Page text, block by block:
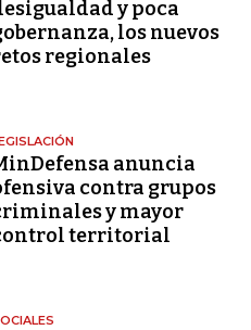
y poca
los nuevos
regionales
anuncia
contra grupos
y mayor
territorial